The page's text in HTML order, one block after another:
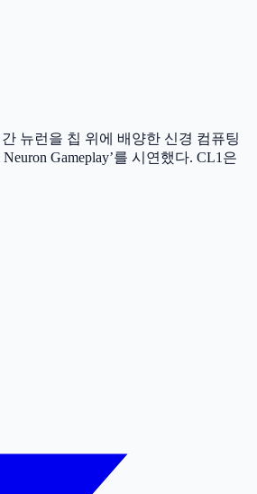
뉴런을 칩 위에 배양한 신경 컴퓨팅
Gameplay’를 시연했다. CL1은